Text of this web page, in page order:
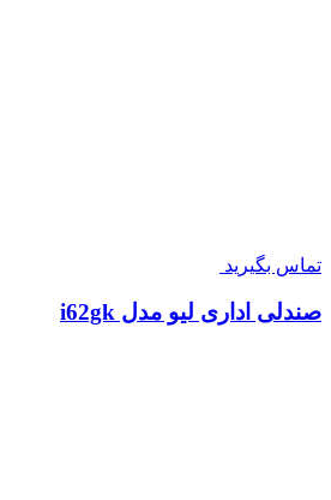
تماس بگیرید
صندلی اداری لیو مدل i62gk